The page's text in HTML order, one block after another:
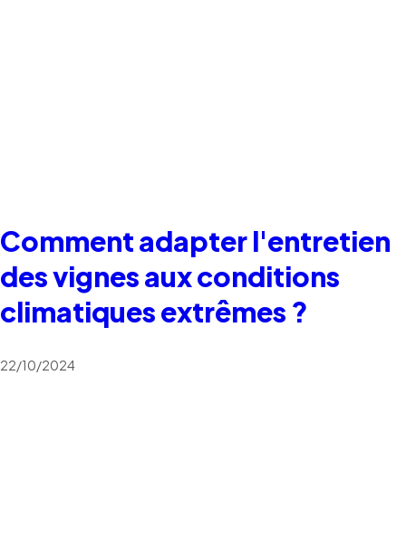
Comment adapter l'entretien
des vignes aux conditions
climatiques extrêmes ?
22/10/2024